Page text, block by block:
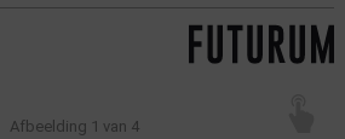
Afbeelding 1 van 4